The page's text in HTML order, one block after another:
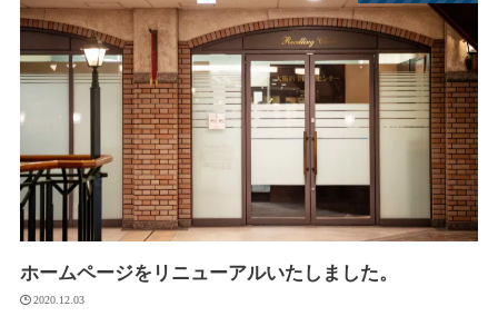
ホームページをリニューアルいたしました。
2020.12.03